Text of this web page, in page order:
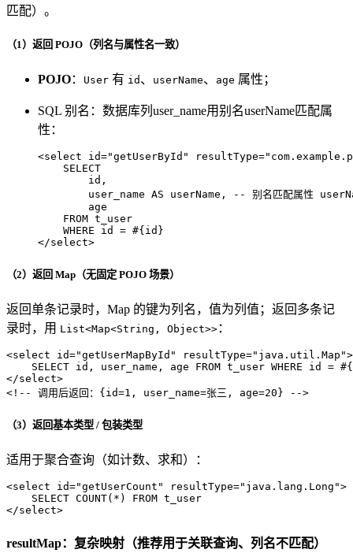
匹配）。
（1）返回 POJO（列名与属性名一致）
POJO： User 有 id 、 userName、 age 属性；
SQL 别名：数据库列user_name用别名userName匹配属
性：
<select id="getUserById" resultType=
    SELECT
        id,
user_name AS userName, -- 别名匹配属性
        age
    FROM t_user
</select>
（2）返回 Map（无固定 POJO 场景）
返回单条记录时，Map 的键为列名，值为列值；返回多条记
录时，用 List<Map<String, Object>> ：
<select id="getUserMapById" resultType="java.util.Map">
</select>
<!-- 调用后返回：{id=1, user_name=张三, age=20} -->
（3）返回基本类型 / 包装类型
适用于聚合查询（如计数、求和）：
<select id="getUserCount" resultType="java.lang.Long">
</select>
resultMap：复杂映射（推荐用于关联查询、列名不匹配）